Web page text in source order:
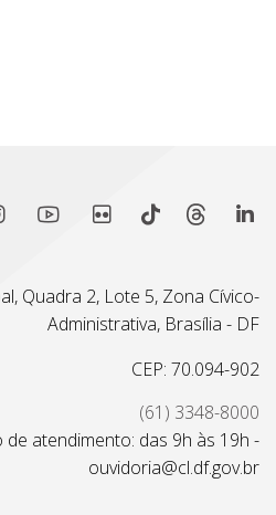
Quadra 2, Lote 5, Zona Cívico-
Administrativa, Brasília - DF
CEP: 70.094-902
(61) 3348-8000
de atendimento: das 9h às 19h -
ouvidoria@cl.df.gov.br